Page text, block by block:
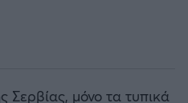
Σερβίας, μόνο τα τυπικά